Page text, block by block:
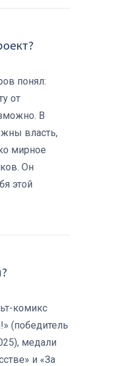
понял:
от
В
власть,
мирное
Он
этой
комикс
(победитель
медали
и «За